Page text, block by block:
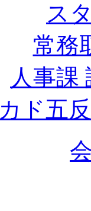
ス
常務
人事課
ド五